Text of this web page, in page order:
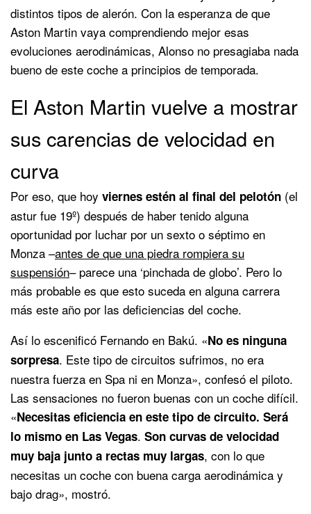
distintos tipos de alerón. Con la esperanza de que
Aston Martin vaya comprendiendo mejor esas
evoluciones aerodinámicas, Alonso no presagiaba nada
bueno de este coche a principios de temporada.
El Aston Martin vuelve a mostrar
sus carencias de velocidad en
curva
Por eso, que hoy viernes estén al final del pelotón (el
astur fue 19º) después de haber tenido alguna
oportunidad por luchar por un sexto o séptimo en
Monza –antes de que una piedra rompiera su
suspensión– parece una ‘pinchada de globo’. Pero lo
más probable es que esto suceda en alguna carrera
más este año por las deficiencias del coche.
Así lo escenificó Fernando en Bakú. «No es ninguna
sorpresa. Este tipo de circuitos sufrimos, no era
nuestra fuerza en Spa ni en Monza», confesó el piloto.
Las sensaciones no fueron buenas con un coche difícil.
«Necesitas eficiencia en este tipo de circuito. Será
lo mismo en Las Vegas. Son curvas de velocidad
muy baja junto a rectas muy largas, con lo que
necesitas un coche con buena carga aerodinámica y
bajo drag», mostró.